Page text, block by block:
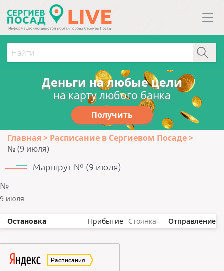
Деньги на любые цели
на карту любого банка
Получить
Главная
Расписание в Сергиевом Посаде
№ (9 июля)
Маршрут № (9 июля)
№
9 июля
Остановка Прибытие Стоянка Отправление